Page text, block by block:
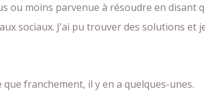
ou moins parvenue à résoudre en disant
sociaux. J’ai pu trouver des solutions
franchement, il y en a quelques-unes.